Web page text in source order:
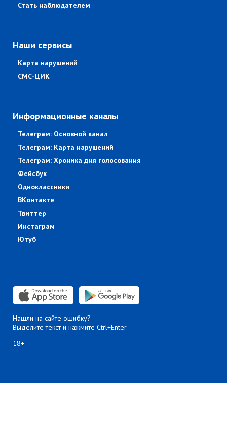
Стать наблюдателем
Наши сервисы
Карта нарушений
СМС-ЦИК
Информационные каналы
Телеграм: Основной канал
Телеграм: Карта нарушений
Телеграм: Хроника дня голосования
Фейсбук
Одноклассники
ВКонтакте
Твиттер
Инстаграм
Ютуб
Нашли на сайте ошибку?
Выделите текст и нажмите Ctrl+Enter
18+